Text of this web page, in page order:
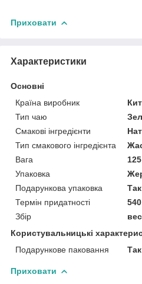
Приховати
Характеристики
Основні
Країна виробник
Тип чаю
Смакові інгредієнти
Тип смакового інгредієнта
Вага
Упаковка
Подарункова упаковка
Так
Термін придатності
Збір
Користувальницькі
Подарункове паковання
Так
Приховати